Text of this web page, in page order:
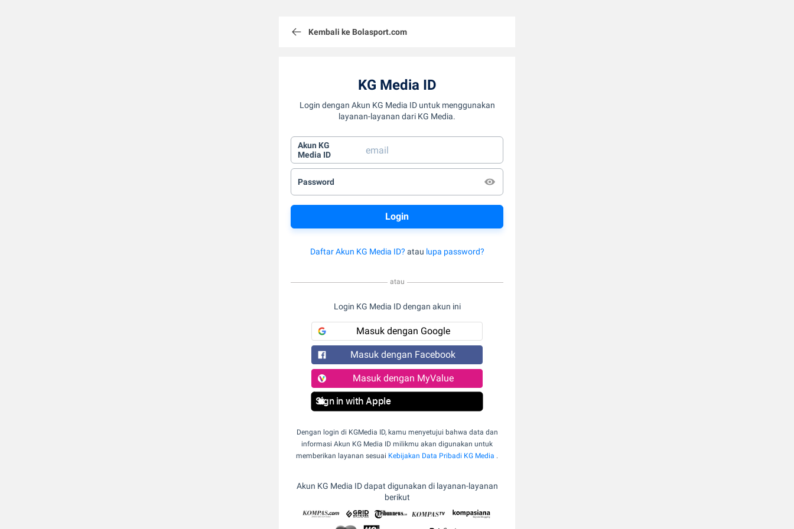
Kembali ke Bolasport.com
KG Media ID
Login dengan Akun KG Media ID untuk menggunakan
layanan-layanan dari KG Media.
Akun KG
Media ID
Password
Daftar Akun KG Media ID? atau lupa password?
atau
Login KG Media ID dengan akun ini
Masuk dengan Google
Masuk dengan Facebook
Masuk dengan MyValue
Sign in with Apple
Dengan login di KGMedia ID, kamu menyetujui bahwa data dan
informasi Akun KG Media ID milikmu akan digunakan untuk
memberikan layanan sesuai Kebijakan Data Pribadi KG Media .
Akun KG Media ID dapat digunakan di layanan-layanan
berikut